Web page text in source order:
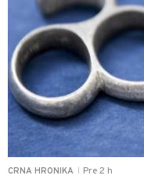
CRNA HRONIKA Pre 2 h